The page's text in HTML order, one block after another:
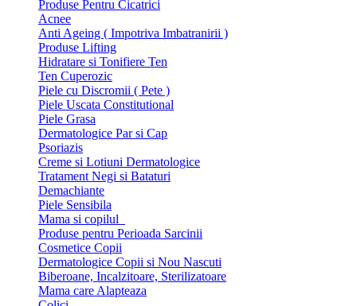
Produse Pentru Cicatrici
Acnee
Anti Ageing ( Impotriva Imbatranirii )
Produse Lifting
Hidratare si Tonifiere Ten
Ten Cuperozic
Piele cu Discromii ( Pete )
Piele Uscata Constitutional
Piele Grasa
Dermatologice Par si Cap
Psoriazis
Creme si Lotiuni Dermatologice
Tratament Negi si Bataturi
Demachiante
Piele Sensibila
Mama si copilul
Produse pentru Perioada Sarcinii
Cosmetice Copii
Dermatologice Copii si Nou Nascuti
Biberoane, Incalzitoare, Sterilizatoare
Mama care Alapteaza